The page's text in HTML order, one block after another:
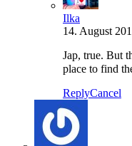
Ilka
14. August
Jap, true. But
place to find
ReplyCancel